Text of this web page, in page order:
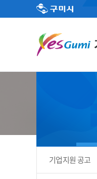
기업지원 공고